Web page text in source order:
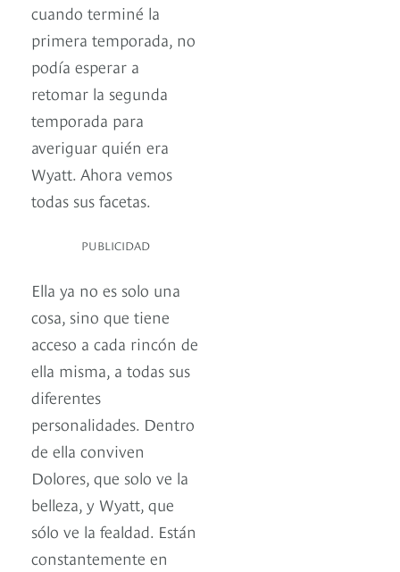
cuando terminé la
primera temporada, no
podía esperar a
retomar la segunda
temporada para
averiguar quién era
Wyatt. Ahora vemos
todas sus facetas.
PUBLICIDAD
Ella ya no es solo una
cosa, sino que tiene
acceso a cada rincón de
ella misma, a todas sus
diferentes
personalidades. Dentro
de ella conviven
Dolores, que solo ve la
belleza, y Wyatt, que
sólo ve la fealdad. Están
constantemente en